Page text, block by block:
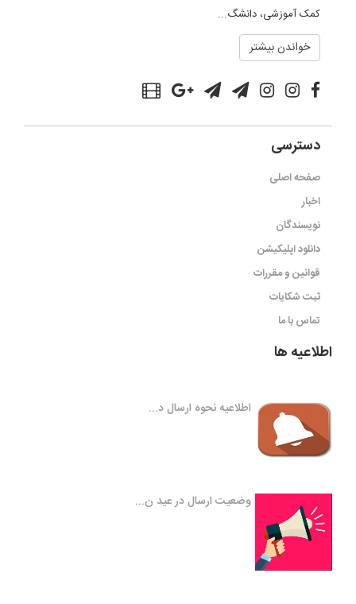
کمک آموزشی، دانشگ...
خواندن بیشتر
دسترسی
صفحه اصلی
اخبار
نویسندگان
دانلود اپلیکیشن
قوانین و مقررات
ثبت شکایات
تماس با ما
اطلاعیه ها
اطلاعیه نحوه ارسال د...
وضعیت ارسال در عید ن...